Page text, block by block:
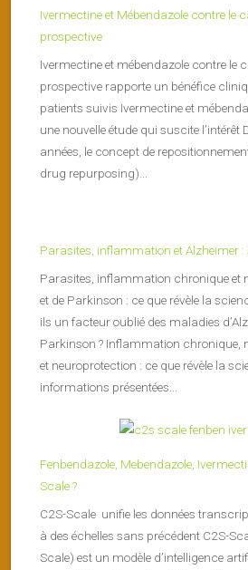
Ivermectine et Mébendazole contre le
prospective
Ivermectine et mébendazole contre le
prospective rapporte un bénéfice
patients suivis Ivermectine et
une nouvelle étude qui suscite l’intérêt
années, le concept de
drug repurposing)...
Parasites, inflammation et Alzheimer :
Parasites, inflammation chronique et
et de Parkinson : ce que révèle la
ils un facteur oublié des maladies
Parkinson ? Inflammation chronique,
et neuroprotection : ce que révèle la
informations présentées...
Fenbendazole, Mebendazole,
Scale ?
C2S-Scale unifie les données
à des échelles sans précédent C2S-
Scale) est un modèle d’intelligence